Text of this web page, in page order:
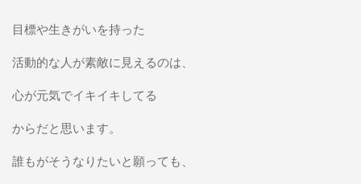
目標や生きがいを持った
活動的な人が素敵に見えるのは、
心が元気でイキイキしてる
からだと思います。
誰もがそうなりたいと願っても、